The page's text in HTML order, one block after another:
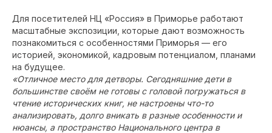
Для посетителей НЦ «Россия» в Приморье работают
масштабные экспозиции, которые дают возможность
познакомиться с особенностями Приморья — его
историей, экономикой, кадровым потенциалом, планами
на будущее.
«Отличное место для детворы. Сегодняшние дети в
большинстве своём не готовы с головой погружаться в
чтение исторических книг, не настроены что-то
анализировать, долго вникать в разные особенности и
нюансы, а пространство Национального центра в